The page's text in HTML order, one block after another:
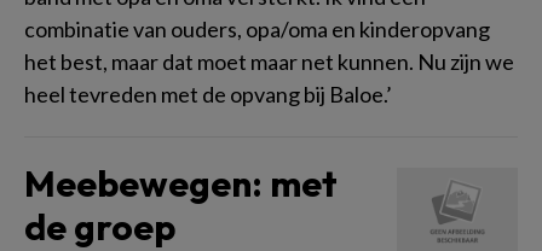
combinatie van ouders, opa/oma en kinderopvang
het best, maar dat moet maar net kunnen. Nu zijn we
heel tevreden met de opvang bij Baloe.’
Meebewegen: met
de groep